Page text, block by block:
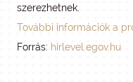
szerezhetnek.
További információk a
Forrás: hirlevel.egov.hu